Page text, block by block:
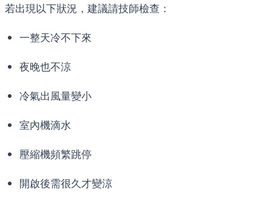
若出現以下狀況，建議請技師檢查：
一整天冷不下來
夜晚也不涼
冷氣出風量變小
室內機滴水
壓縮機頻繁跳停
開啟後需很久才變涼